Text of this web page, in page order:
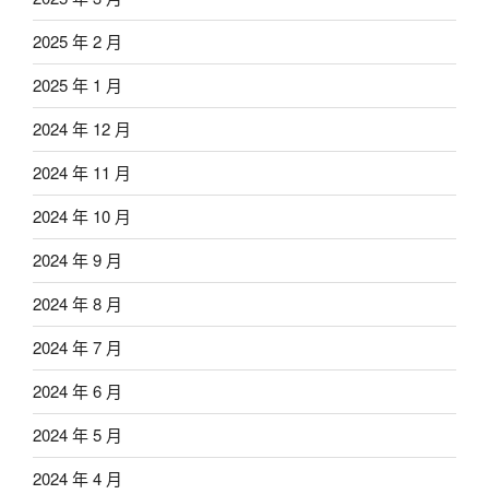
2025 年 2 月
2025 年 1 月
2024 年 12 月
2024 年 11 月
2024 年 10 月
2024 年 9 月
2024 年 8 月
2024 年 7 月
2024 年 6 月
2024 年 5 月
2024 年 4 月